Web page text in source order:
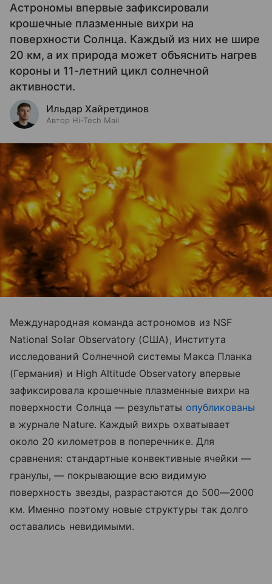
Астрономы впервые зафиксировали
крошечные плазменные вихри на
поверхности Солнца. Каждый из них не шире
20 км, а их природа может объяснить нагрев
короны и 11-летний цикл солнечной
активности.
Ильдар Хайретдинов
Автор Hi-Tech Mail
Международная команда астрономов из NSF
National Solar Observatory (США), Института
исследований Солнечной системы Макса Планка
(Германия) и High Altitude Observatory впервые
зафиксировала крошечные плазменные вихри на
поверхности Солнца — результаты опубликованы
в журнале Nature. Каждый вихрь охватывает
около 20 километров в поперечнике. Для
сравнения: стандартные конвективные ячейки —
гранулы, — покрывающие всю видимую
поверхность звезды, разрастаются до 500—2000
км. Именно поэтому новые структуры так долго
оставались невидимыми.